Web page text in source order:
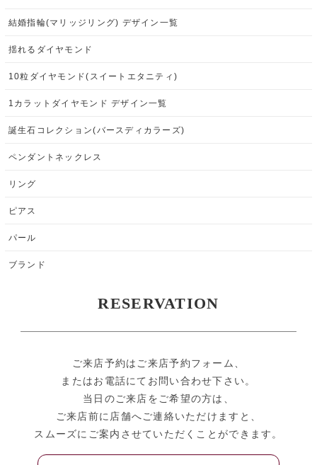
結婚指輪(マリッジリング) デザイン一覧
揺れるダイヤモンド
10粒ダイヤモンド(スイートエタニティ)
1カラットダイヤモンド デザイン一覧
誕生石コレクション(バースディカラーズ)
ペンダントネックレス
リング
ピアス
パール
ブランド
RESERVATION
ご来店予約はご来店予約フォーム、
またはお電話にてお問い合わせ下さい。
当日のご来店をご希望の方は、
ご来店前に店舗へご連絡いただけますと、
スムーズにご案内させていただくことができます。